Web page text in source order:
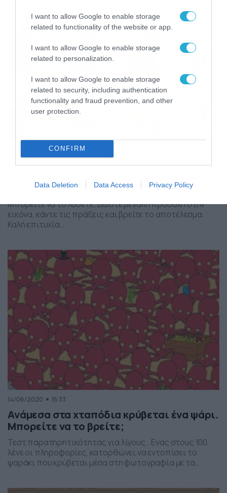
I want to allow Google to enable storage
related to functionality of the website or app.
I want to allow Google to enable storage
related to personalization.
I want to allow Google to enable storage
related to security, including authentication
functionality and fraud prevention, and other
user protection.
CONFIRM
Data Deletion Data Access Privacy Policy
Μπορείτε να το λύσετε; Δώστε μεγάλη προσοχή στην
εικόνα, κάντε τις πράξεις και βρείτε το αποτέλεσμα.
Καλή επιτυχία…
14/06/2020 15:33
Ανάμεσα στα χταπόδια κρύβεται ένα ψάρι.
Μπορείτε να το βρείτε;
Τεστ παρατηρητικότητας για λίγους… Ενας στους 100,
λένε οι πληροφορίες, κατορθώνει να εντοπίσει το
ψαράκι που κρύβεται μέσα στη φωτογραφία με τα